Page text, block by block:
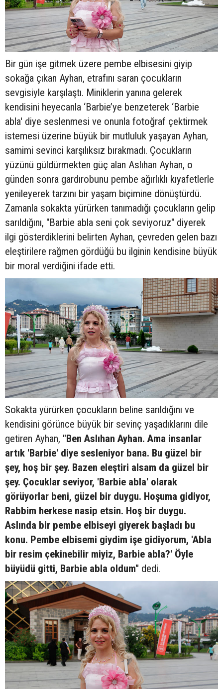
Bir gün işe gitmek üzere pembe elbisesini giyip
sokağa çıkan Ayhan, etrafını saran çocukların
sevgisiyle karşılaştı. Miniklerin yanına gelerek
kendisini heyecanla ‘Barbie’ye benzeterek ‘Barbie
abla' diye seslenmesi ve onunla fotoğraf çektirmek
istemesi üzerine büyük bir mutluluk yaşayan Ayhan,
samimi sevinci karşılıksız bırakmadı. Çocukların
yüzünü güldürmekten güç alan Aslıhan Ayhan, o
günden sonra gardırobunu pembe ağırlıklı kıyafetlerle
yenileyerek tarzını bir yaşam biçimine dönüştürdü.
Zamanla sokakta yürürken tanımadığı çocukların gelip
sarıldığını, "Barbie abla seni çok seviyoruz" diyerek
ilgi gösterdiklerini belirten Ayhan, çevreden gelen bazı
eleştirilere rağmen gördüğü bu ilginin kendisine büyük
bir moral verdiğini ifade etti.
Sokakta yürürken çocukların beline sarıldığını ve
kendisini görünce büyük bir sevinç yaşadıklarını dile
getiren Ayhan, "Ben Aslıhan Ayhan. Ama insanlar
artık 'Barbie' diye sesleniyor bana. Bu güzel bir
şey, hoş bir şey. Bazen eleştiri alsam da güzel bir
şey. Çocuklar seviyor, 'Barbie abla' olarak
görüyorlar beni, güzel bir duygu. Hoşuma gidiyor,
Rabbim herkese nasip etsin. Hoş bir duygu.
Aslında bir pembe elbiseyi giyerek başladı bu
konu. Pembe elbisemi giydim işe gidiyorum, 'Abla
bir resim çekinebilir miyiz, Barbie abla?' Öyle
büyüdü gitti, Barbie abla oldum" dedi.